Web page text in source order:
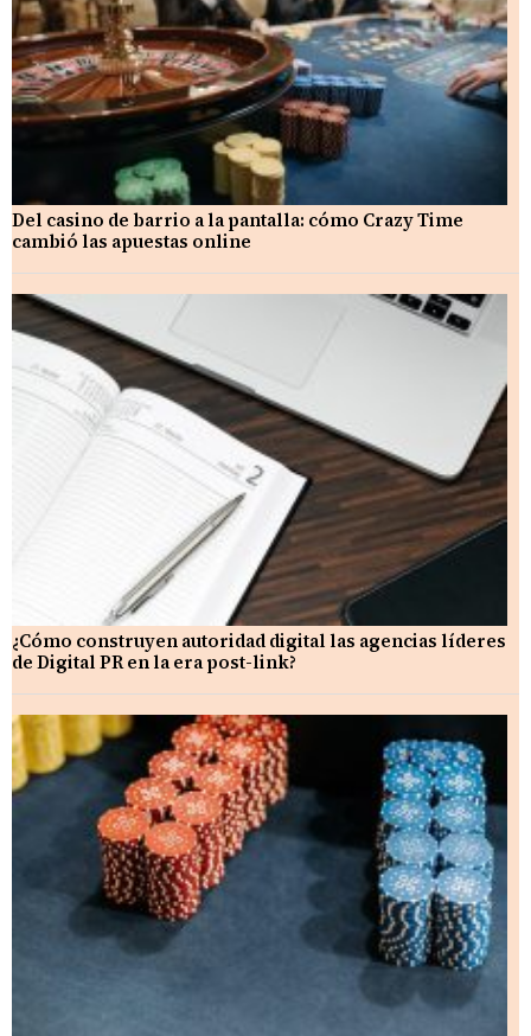
Del casino de barrio a la pantalla: cómo Crazy Time
cambió las apuestas online
¿Cómo construyen autoridad digital las agencias líderes
de Digital PR en la era post-link?